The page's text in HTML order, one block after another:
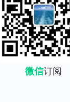
微信订阅